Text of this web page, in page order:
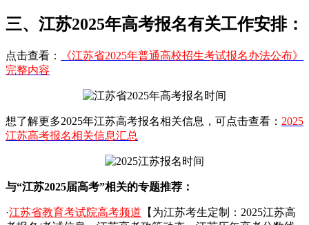
三、江苏2025年高考报名有关工作安排：
点击查看：
《江苏省2025年普通高校招生考试报名办法公布》
完整内容
想了解更多2025年江苏高考报名相关信息，可点击查看： 2025
江苏高考报名相关信息汇总
与“江苏2025届高考”相关的专题推荐：
·江苏省教育考试院高考频道 【为江苏考生定制：2025江苏高